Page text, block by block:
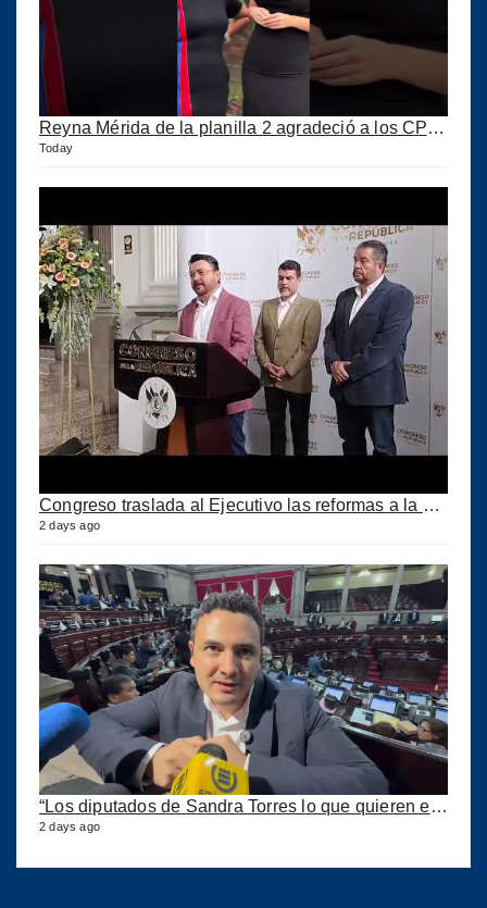
Reyna Mérida de la planilla 2 agradeció a los CPA por su confianza
Today
Congreso traslada al Ejecutivo las reformas a la Ley del IUSI tras firma del Decreto 18-2026
2 days ago
2 days ago